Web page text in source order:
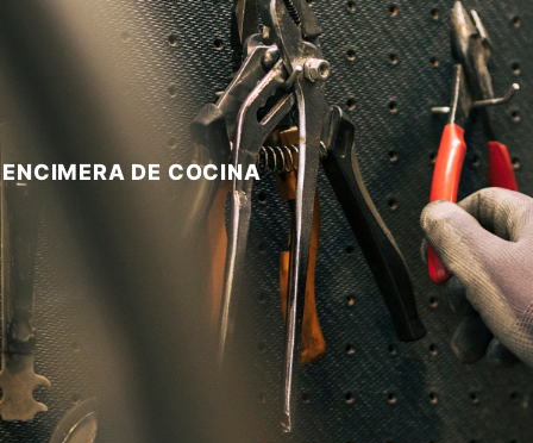
ENCIMERA DE COCINA